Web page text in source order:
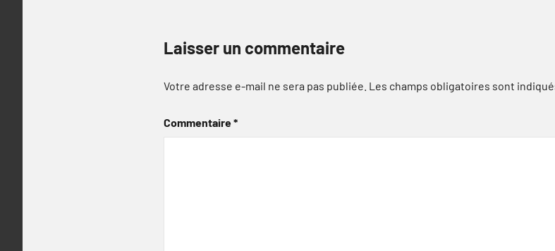
Laisser un commentaire
Votre adresse e-mail ne sera pas publiée. Les champs obligatoires sont
Commentaire*